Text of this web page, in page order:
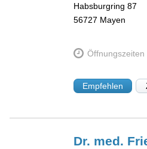
Habsburgring 87
56727 Mayen
Öffnungszeiten
Empfehlen
Dr. med.